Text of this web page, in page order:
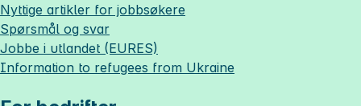
Nyttige artikler for jobbsøkere
Spørsmål og svar
Jobbe i utlandet (EURES)
Information to refugees from Ukraine